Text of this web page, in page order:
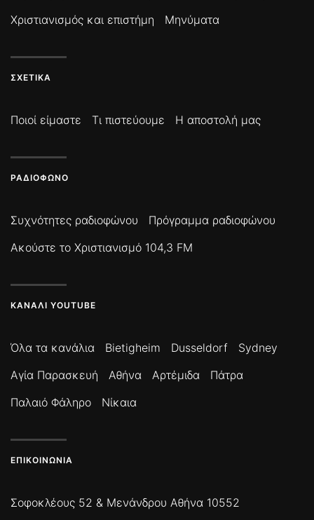
Χριστιανισμός και επιστήμη
Μηνύματα
ΣΧΕΤΙΚΆ
Ποιοί είμαστε Τι πιστεύουμε Η αποστολή μας
ΡΑΔΙΌΦΩΝΟ
Συχνότητες ραδιοφώνου
Πρόγραμμα ραδιοφώνου
Ακούστε το Χριστιανισμό 104,3 FM
ΚΑΝΆΛΙ YOUTUBE
Όλα τα κανάλια Bietigheim Dusseldorf
Sydney
Αγία Παρασκευή
Αθήνα Αρτέμιδα
Πάτρα
Παλαιό Φάληρο
Νίκαια
ΕΠΙΚΟΙΝΩΝΊΑ
Σοφοκλέους 52 & Μενάνδρου Αθήνα 10552